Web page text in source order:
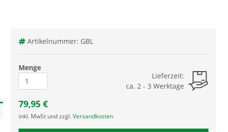
Artikelnummer: GBL
Menge
Lieferzeit:
ca. 2 - 3 Werktage
79,95 €
inkl. MwSt und zzgl. Versandkosten